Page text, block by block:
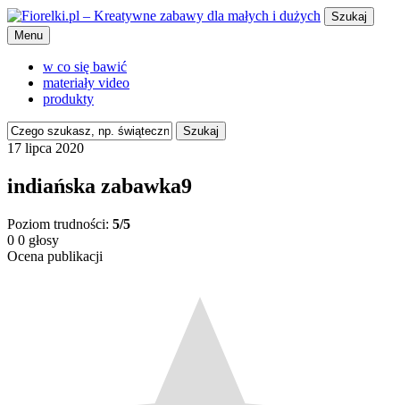
Szukaj
Menu
w co się bawić
materiały video
produkty
Szukaj
17 lipca 2020
indiańska zabawka9
Poziom trudności: 5/5
0 0 głosy
Ocena publikacji